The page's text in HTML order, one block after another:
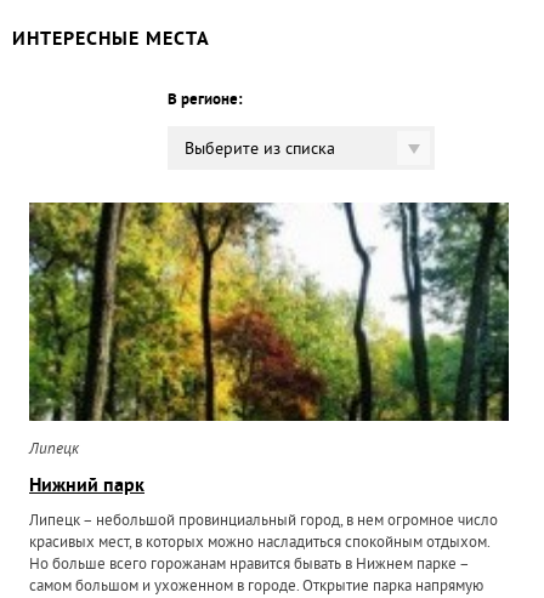
ИНТЕРЕСНЫЕ МЕСТА
В регионе:
Выберите из списка
Липецк
Нижний парк
Липецк – небольшой провинциальный город, в нем огромное число
красивых мест, в которых можно насладиться спокойным отдыхом.
Но больше всего горожанам нравится бывать в Нижнем парке –
самом большом и ухоженном в городе. Открытие парка напрямую